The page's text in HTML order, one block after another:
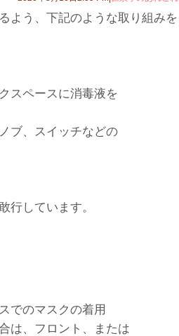
よう、下記のような取り組みを
スペースに消毒液を
ブ、スイッチなどの
行しています。
でのマスクの着用
は、フロント、または